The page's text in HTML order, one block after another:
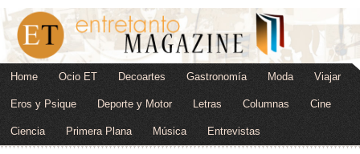
Home Ocio ET Decoartes Gastronomía Moda Viajar
Eros y Psique Deporte y Motor Letras Columnas Cine
Ciencia Primera Plana Música Entrevistas